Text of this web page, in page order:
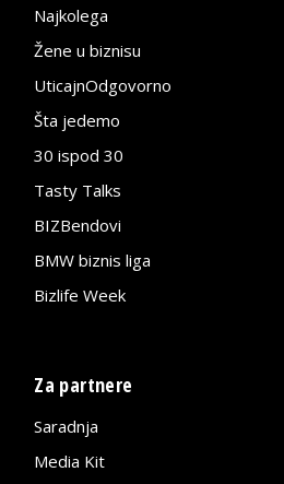
Najkolega
Žene u biznisu
UticajnOdgovorno
Šta jedemo
30 ispod 30
Tasty Talks
BIZBendovi
BMW biznis liga
Bizlife Week
Za partnere
Saradnja
Media Kit